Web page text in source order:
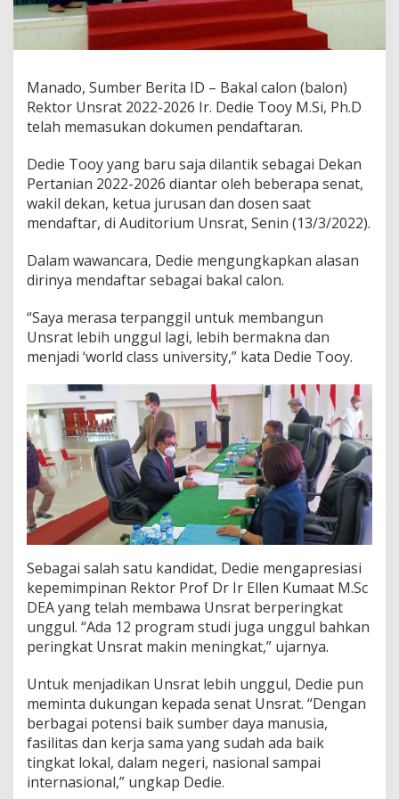
e
k
t
,
D
e
e
T
o
o
M
e
r
s
a
T
e
p
a
n
g
g
i
u
n
t
k
M
e
m
b
a
g
u
n
U
n
s
r
Manado, Sumber Berita ID – Bakal calon (balon)
Rektor Unsrat 2022-2026 Ir. Dedie Tooy M.Si, Ph.D
telah memasukan dokumen pendaftaran.
Dedie Tooy yang baru saja dilantik sebagai Dekan
Pertanian 2022-2026 diantar oleh beberapa senat,
wakil dekan, ketua jurusan dan dosen saat
mendaftar, di Auditorium Unsrat, Senin (13/3/2022).
Dalam wawancara, Dedie mengungkapkan alasan
dirinya mendaftar sebagai bakal calon.
“Saya merasa terpanggil untuk membangun
Unsrat lebih unggul lagi, lebih bermakna dan
menjadi ‘world class university,” kata Dedie Tooy.
Sebagai salah satu kandidat, Dedie mengapresiasi
kepemimpinan Rektor Prof Dr Ir Ellen Kumaat M.Sc
DEA yang telah membawa Unsrat berperingkat
unggul. “Ada 12 program studi juga unggul bahkan
peringkat Unsrat makin meningkat,” ujarnya.
Untuk menjadikan Unsrat lebih unggul, Dedie pun
meminta dukungan kepada senat Unsrat. “Dengan
berbagai potensi baik sumber daya manusia,
fasilitas dan kerja sama yang sudah ada baik
tingkat lokal, dalam negeri, nasional sampai
internasional,” ungkap Dedie.